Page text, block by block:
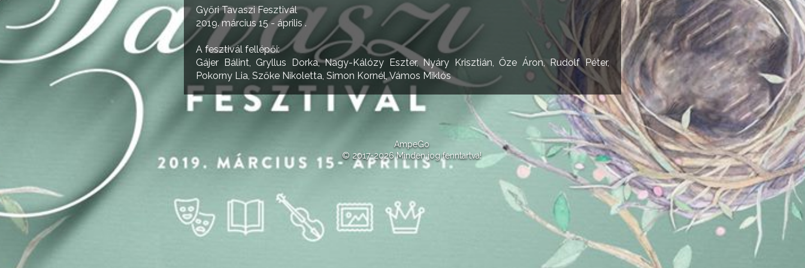
Győri Tavaszi Fesztivál
2019. március 15 - április .
A fesztivál fellépői:
Gájer Bálint, Gryllus Dorka, Nagy-Kálózy Eszter, Nyáry Krisztián, Őze Áron, Rudolf Péter,
Pokorny Lia, Szőke Nikoletta, Simon Kornél, Vámos Miklós
AmpeGo
© 2017-2026 Minden jog fenntartva!